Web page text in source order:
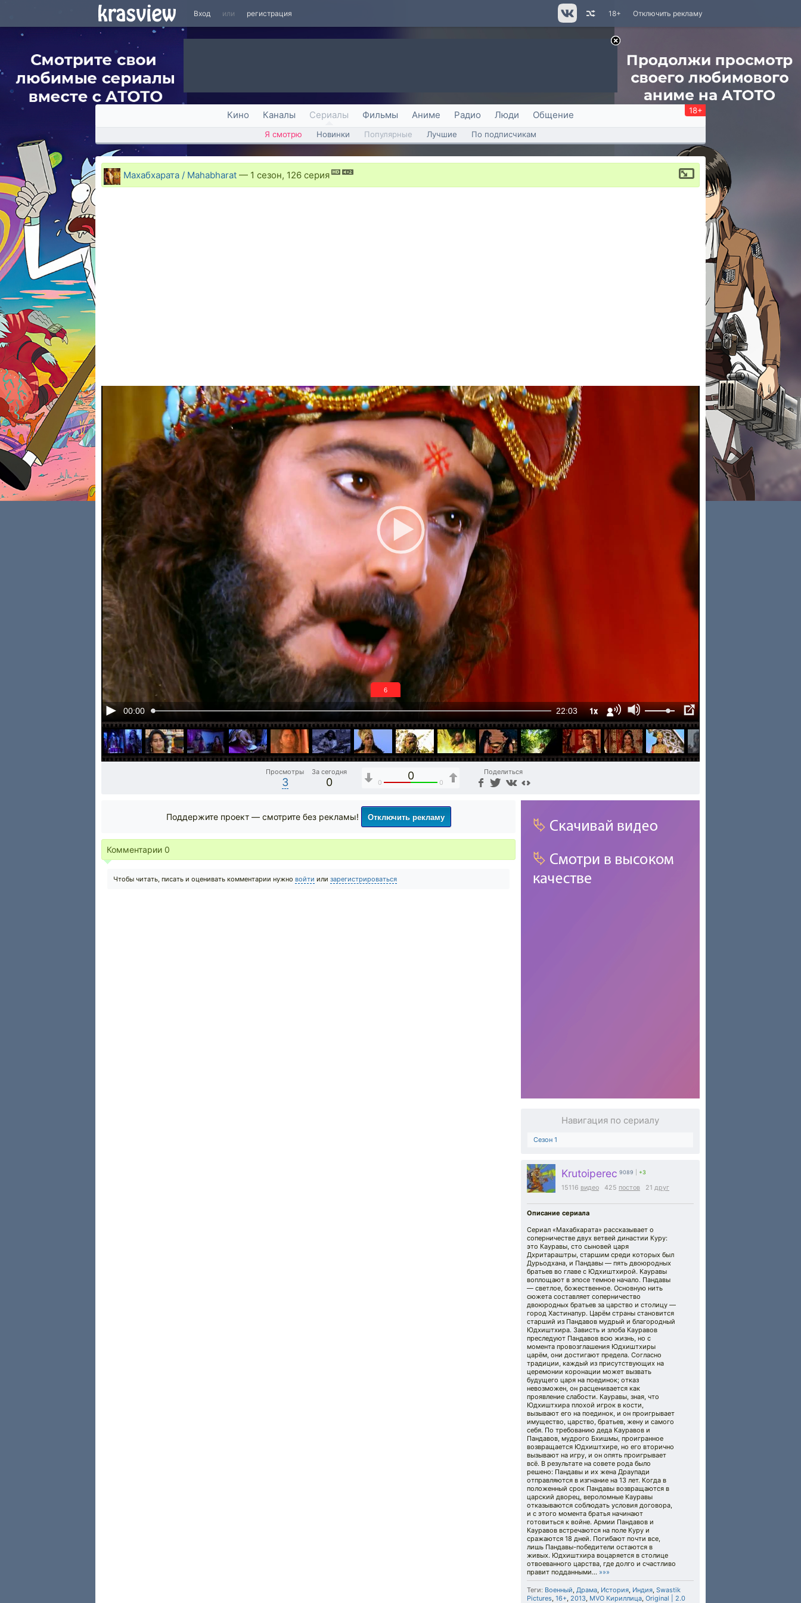
Вход или регистрация Отключить рекламу
18+
Кино Каналы Сериалы Фильмы Аниме Радио Люди Общение 18+
Я смотрю Новинки Популярные Лучшие По подписчикам
Махабхарата / Mahabharat — 1 сезон, 126 серия
00:00 22:03 1x
5
Просмотры
3
За сегодня
0
0
0 0
Поделиться
Навигация по сериалу
Сезон 1
Krutoiperec 9089 +3
15116 видео 425 постов 21 друг
Описание сериала
Сериал «Махабхарата» рассказывает о
соперничестве двух ветвей династии Куру:
это Кауравы, сто сыновей царя
Дхритараштры, старшим среди которых был
Дурьодхана, и Пандавы — пять двоюродных
братьев во главе с Юдхиштхирой. Кауравы
воплощают в эпосе темное начало. Пандавы
— светлое, божественное. Основную нить
сюжета составляет соперничество
двоюродных братьев за царство и столицу —
город Хастинапур. Царём страны становится
старший из Пандавов мудрый и благородный
Юдхиштхира. Зависть и злоба Кауравов
преследуют Пандавов всю жизнь, но с
момента провозглашения Юдхиштхиры
царём, они достигают предела. Согласно
традиции, каждый из присутствующих на
церемонии коронации может вызвать
будущего царя на поединок; отказ
невозможен, он расценивается как
проявление слабости. Кауравы, зная, что
Юдхиштхира плохой игрок в кости,
вызывают его на поединок, и он проигрывает
имущество, царство, братьев, жену и самого
себя. По требованию деда Кауравов и
Пандавов, мудрого Бхишмы, проигранное
возвращается Юдхиштхире, но его вторично
вызывают на игру, и он опять проигрывает
всё. В результате на совете рода было
решено: Пандавы и их жена Драупади
отправляются в изгнание на 13 лет. Когда в
положенный срок Пандавы возвращаются в
царский дворец, вероломные Кауравы
отказываются соблюдать условия договора,
и с этого момента братья начинают
готовиться к войне. Армии Пандавов и
Кауравов встречаются на поле Куру и
сражаются 18 дней. Погибают почти все,
лишь Пандавы-победители остаются в
живых. Юдхиштхира воцаряется в столице
отвоеванного царства, где долго и счастливо
правит подданными... »»»
Теги: Военный, Драма, История, Индия, Swastik
Pictures, 16+, 2013, MVO Кириллица, Original | 2.0
Поддержите проект — смотрите без рекламы! Отключить рекламу
Комментарии 0
Чтобы читать, писать и оценивать комментарии нужно войти или зарегистрироваться